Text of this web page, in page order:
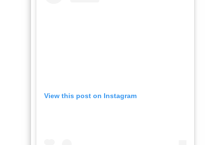
View this post on Instagram